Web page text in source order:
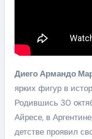
Диего Армандо
ярких фигур в
Родившись 30
Айресе, в
детстве проявил